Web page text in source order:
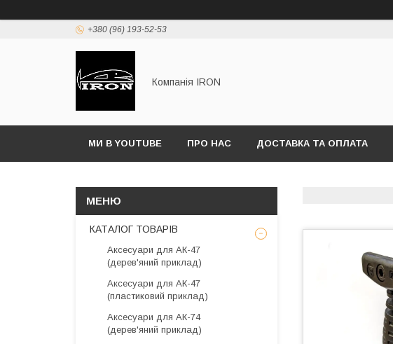
+380 (96) 193-52-53
Компанія IRON
МИ В YOUTUBE ПРО НАС ДОСТАВКА ТА ОПЛАТА
КАТАЛОГ ТОВАРІВ
Аксесуари для АК-47
(дерев'яний приклад)
Аксесуари для АК-47
(пластиковий приклад)
Аксесуари для АК-74
(дерев'яний приклад)